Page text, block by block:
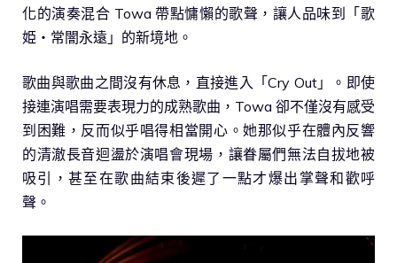
化的演奏混合 Towa 帶點慵懶的歌聲，讓人品味到「歌
姫・常闇永遠」的新境地。
歌曲與歌曲之間沒有休息，直接進入「Cry Out」。即使
接連演唱需要表現力的成熟歌曲，Towa 卻不僅沒有感受
到困難，反而似乎唱得相當開心。她那似乎在體內反響
的清澈長音迴盪於演唱會現場，讓眷屬們無法自拔地被
吸引，甚至在歌曲結束後遲了一點才爆出掌聲和歡呼
聲。